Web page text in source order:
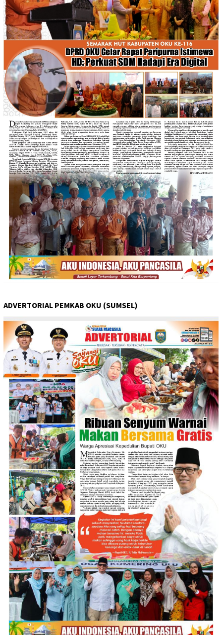
ADVERTORIAL PEMKAB OKU (SUMSEL)